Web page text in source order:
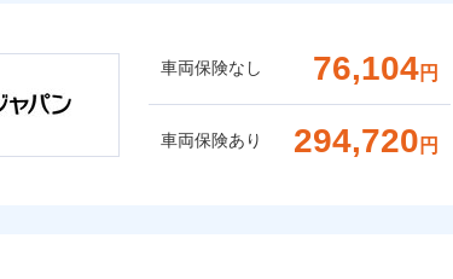
車両保険なし 76,104円
車両保険あり 294,720 円